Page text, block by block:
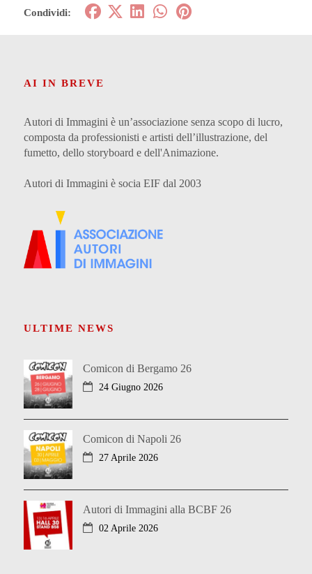
Condividi:
AI IN BREVE
Autori di Immagini è un’associazione senza scopo di lucro,
composta da professionisti e artisti dell’illustrazione, del
fumetto, dello storyboard e dell'Animazione.
Autori di Immagini è socia EIF dal 2003
ULTIME NEWS
Comicon di Bergamo 26
24 Giugno 2026
Comicon di Napoli 26
27 Aprile 2026
Autori di Immagini alla BCBF 26
02 Aprile 2026